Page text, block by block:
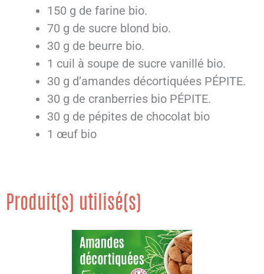
150 g de farine bio.
70 g de sucre blond bio.
30 g de beurre bio.
1 cuil à soupe de sucre vanillé bio.
30 g d’amandes décortiquées PÉPITE.
30 g de cranberries bio PÉPITE.
30 g de pépites de chocolat bio
1 œuf bio
Produit(s) utilisé(s)